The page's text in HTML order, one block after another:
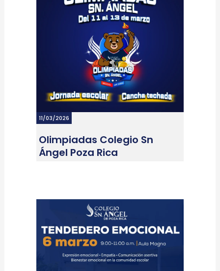
11/03/2026
Olimpiadas Colegio Sn
Ángel Poza Rica